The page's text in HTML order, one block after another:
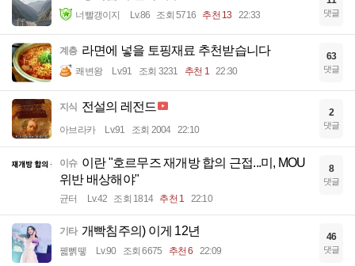
너빨갱이지 Lv.86 조회 5716 추천 13 22:33 댓글
계층 라면에 넣을 토핑재료 추천받습니다
쾌변왕 Lv.91 조회 3231 추천 1 22:30
63
댓글
지식 전설의 레전드
아브라카 Lv.91 조회 2004 22:10
2
댓글
이슈 이란 "호르무즈 재개방 합의 근접...미, MOU
위반 배상해야"
균터 Lv.42 조회 1814 추천 1 22:10
8
댓글
기타 개빡침주의) 이게 12년
꿻뻵뗗 Lv.90 조회 6675 추천 6 22:09
46
댓글